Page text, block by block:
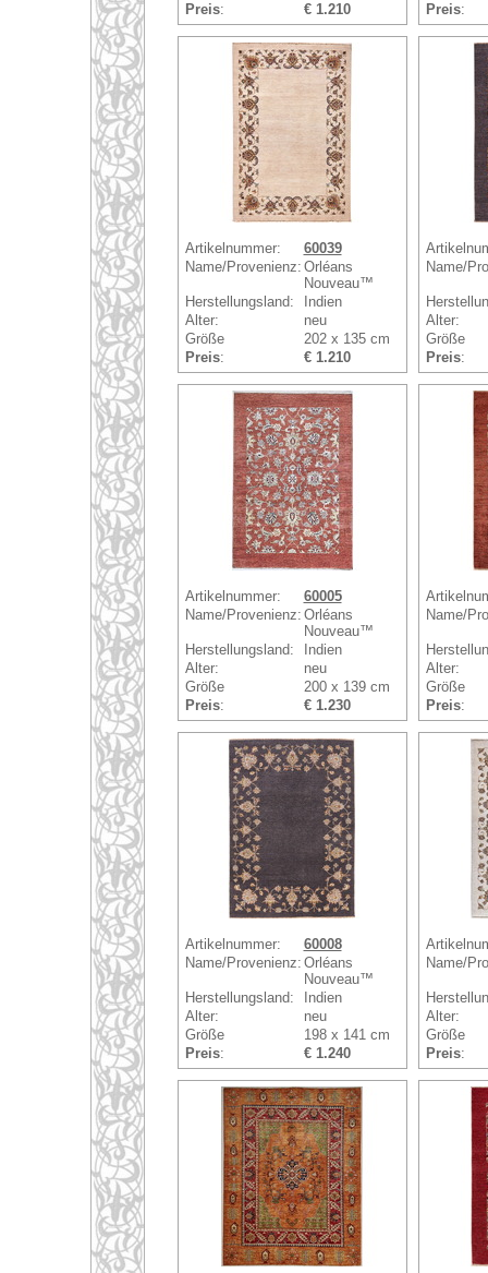
Preis: € 1.210
Preis:
Artikelnummer:
60039
Name/Provenienz: Orléans
Nouveau™
Herstellungsland:
Indien
Alter:
neu
Größe
202 x 135 cm
Preis: € 1.210
Name/
Alter:
Größe
Preis:
Artikelnummer:
60005
Name/Provenienz: Orléans
Nouveau™
Herstellungsland:
Indien
Alter:
neu
Größe
200 x 139 cm
Preis: € 1.230
Name/
Alter:
Größe
Preis:
Artikelnummer:
60008
Name/Provenienz: Orléans
Nouveau™
Herstellungsland:
Indien
Alter:
neu
Größe
198 x 141 cm
Preis: € 1.240
Name/
Alter:
Größe
Preis: